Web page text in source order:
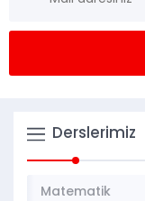
Derslerimiz
Matematik